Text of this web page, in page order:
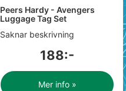
Peers Hardy - Avengers
Luggage Tag Set
Saknar beskrivning
188:-
Mer info »